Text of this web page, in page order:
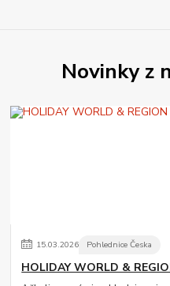
Novinky z
15.03.2026 Pohlednice Česka
HOLIDAY WORLD &